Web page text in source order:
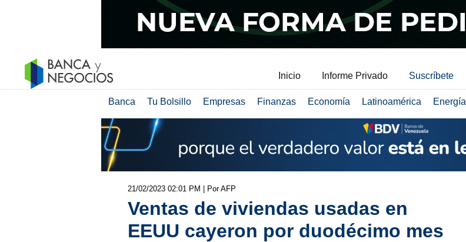
Inicio Informe Privado Suscríbete
Banca Tu Bolsillo Empresas Finanzas Economía Latinoamérica Energía
21/02/2023 02:01 PM | Por AFP
Ventas de viviendas usadas en
EEUU cayeron por duodécimo mes